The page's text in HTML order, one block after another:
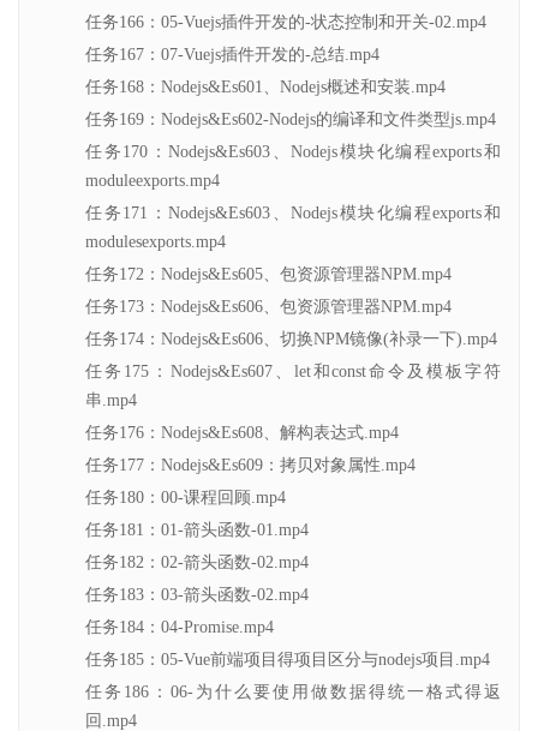
任务166：05-Vuejs插件开发的-状态控制和开关-02.mp4
任务167：07-Vuejs插件开发的-总结.mp4
任务168：Nodejs&Es601、Nodejs概述和安装.mp4
任务169：Nodejs&Es602-Nodejs的编译和文件类型js.mp4
任务170：Nodejs&Es603、Nodejs模块化编程exports和
moduleexports.mp4
任务171：Nodejs&Es603、Nodejs模块化编程exports和
modulesexports.mp4
任务172：Nodejs&Es605、包资源管理器NPM.mp4
任务173：Nodejs&Es606、包资源管理器NPM.mp4
任务174：Nodejs&Es606、切换NPM镜像(补录一下).mp4
任务175：Nodejs&Es607、let和const命令及模板字符
串.mp4
任务176：Nodejs&Es608、解构表达式.mp4
任务177：Nodejs&Es609：拷贝对象属性.mp4
任务180：00-课程回顾.mp4
任务181：01-箭头函数-01.mp4
任务182：02-箭头函数-02.mp4
任务183：03-箭头函数-02.mp4
任务184：04-Promise.mp4
任务185：05-Vue前端项目得项目区分与nodejs项目.mp4
任务186：06-为什么要使用做数据得统一格式得返
回.mp4